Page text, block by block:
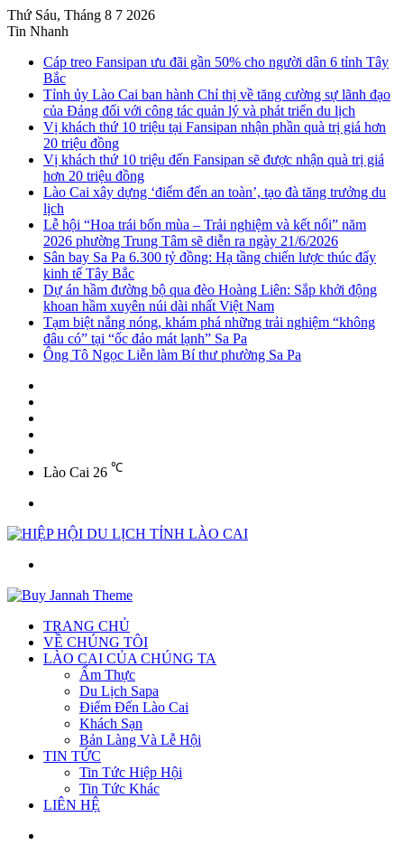
Thứ Sáu, Tháng 8 7 2026
Tin Nhanh
Cáp treo Fansipan ưu đãi gần 50% cho người dân 6 tỉnh Tây
Bắc
Tỉnh ủy Lào Cai ban hành Chỉ thị về tăng cường sự lãnh đạo
của Đảng đối với công tác quản lý và phát triển du lịch
Vị khách thứ 10 triệu tại Fansipan nhận phần quà trị giá hơn
20 triệu đồng
Vị khách thứ 10 triệu đến Fansipan sẽ được nhận quà trị giá
hơn 20 triệu đồng
Lào Cai xây dựng ‘điểm đến an toàn’, tạo đà tăng trưởng du
lịch
Lễ hội “Hoa trái bốn mùa – Trải nghiệm và kết nối” năm
2026 phường Trung Tâm sẽ diễn ra ngày 21/6/2026
Sân bay Sa Pa 6.300 tỷ đồng: Hạ tầng chiến lược thúc đẩy
kinh tế Tây Bắc
Dự án hầm đường bộ qua đèo Hoàng Liên: Sắp khởi động
khoan hầm xuyên núi dài nhất Việt Nam
Tạm biệt nắng nóng, khám phá những trải nghiệm “không
đâu có” tại “ốc đảo mát lạnh” Sa Pa
Ông Tô Ngọc Liễn làm Bí thư phường Sa Pa
Lào Cai 26 ℃
TRANG CHỦ
VỀ CHÚNG TÔI
LÀO CAI CỦA CHÚNG TA
Ẩm Thực
Du Lịch Sapa
Điểm Đến Lào Cai
Khách Sạn
Bản Làng Và Lễ Hội
TIN TỨC
Tin Tức Hiệp Hội
Tin Tức Khác
LIÊN HỆ